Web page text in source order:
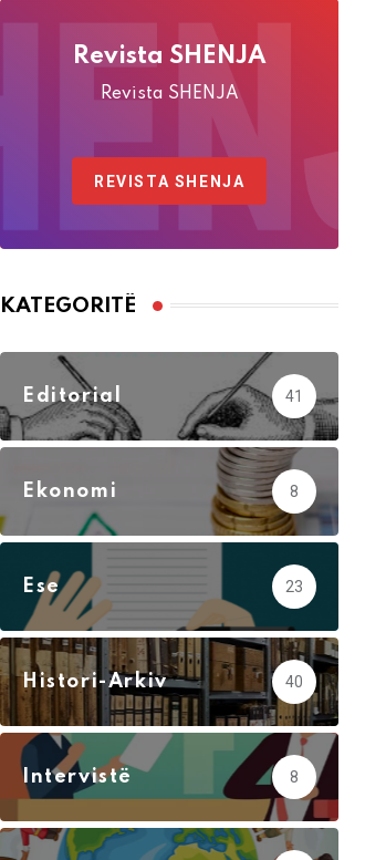
Revista SHENJA
Revista SHENJA
REVISTA SHENJA
KATEGORITË
Editorial 41
Ekonomi 8
Ese 23
Histori-Arkiv 40
Intervistë 8